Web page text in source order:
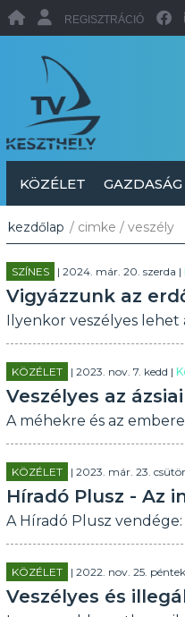
REGISZTRÁCIÓ
KÖZÉLET GAZDASÁG
kezdőlap / cimke / veszély
SZÍNES | 2024. már. 20. szerda |
Vigyázzunk az
Ilyenkor veszélyes lehet
KÖZÉLET | 2023. nov. 7. kedd |
Veszélyes az
A méhekre és az
KÖZÉLET | 2023. már. 23.
Híradó Plusz - Az
A Híradó Plusz
KÖZÉLET | 2022. nov. 25.
Veszélyes és